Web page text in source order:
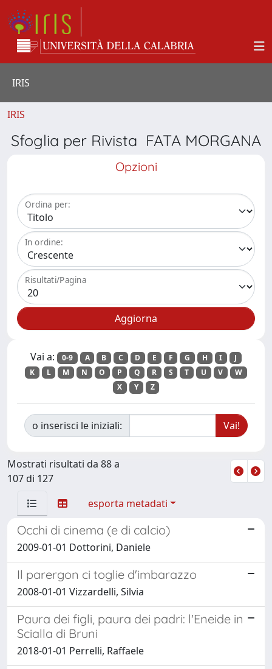
IRIS
IRIS
Sfoglia per Rivista FATA MORGANA
Opzioni
Ordina per:
In ordine:
Risultati/Pagina
Vai a: 0-9 A B C D E F G H I
J
K
L M N O P Q R S T U V
W
X
Y Z
o inserisci le iniziali:
Mostrati risultati da 88 a
107 di 127
esporta metadati
Occhi di cinema (e di calcio)
2009-01-01 Dottorini, Daniele
Il parergon ci toglie d'imbarazzo
2008-01-01 Vizzardelli, Silvia
Paura dei figli, paura dei padri: l'Eneide in
Scialla di Bruni
2018-01-01 Perrelli, Raffaele